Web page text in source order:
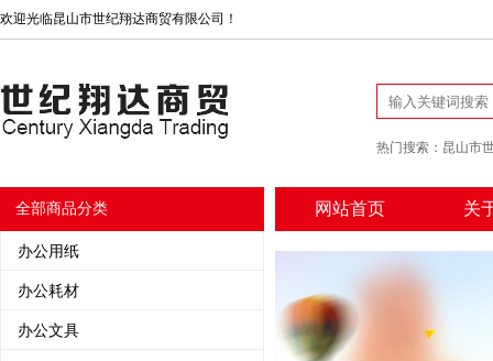
欢迎光临昆山市世纪翔达商贸有限公司！
热门搜索： 昆山市
全部商品分类
办公用纸
办公耗材
办公文具
网站首页 关